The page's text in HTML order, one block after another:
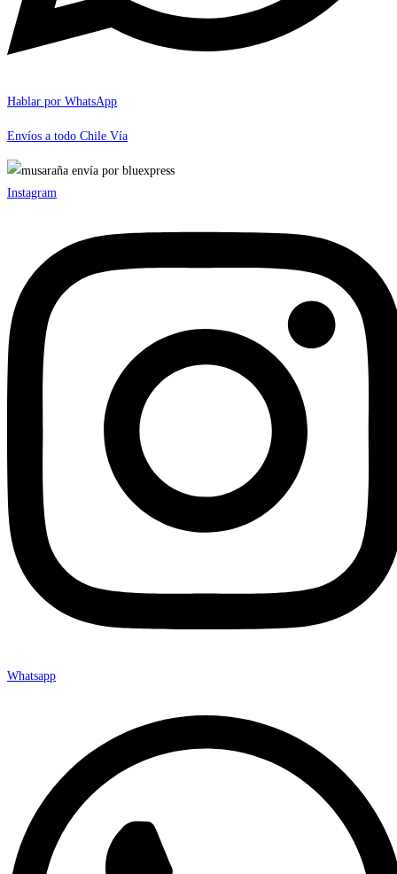
Hablar por WhatsApp
Envíos a todo Chile Vía
Instagram
Whatsapp